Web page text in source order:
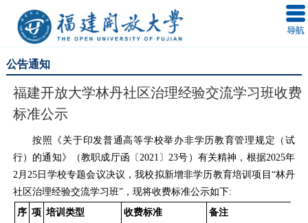
公告通知
福建开放大学林丹社区治理经验交流学习班收费
标准公示
按照《关于印发普通高等学校举办非学历教育管理规定（试
行）的通知》（教职成厅函〔2021〕23号）有关精神，根据2025年
2月25日学校专题会议决议，我校拟新增非学历教育培训项目“林丹
社区治理经验交流学习班”，现将收费标准公示如下:
序 项 培训类型
收费标准
备注